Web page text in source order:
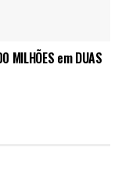
MILHÕES em DUAS